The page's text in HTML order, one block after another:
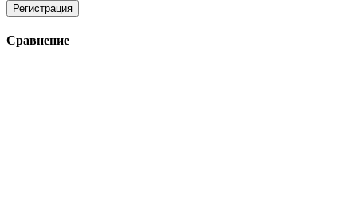
Регистрация
Сравнение